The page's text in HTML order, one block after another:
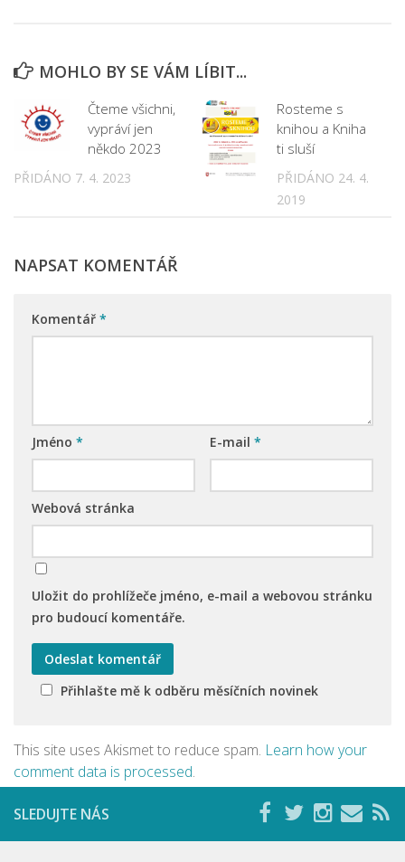
Akce
Online katalog
Vzdělávací centrum
Informační centrum pro mládež
MOHLO BY SE VÁM LÍBIT...
Čteme všichni,
vypráví jen
někdo 2023
PŘIDÁNO 7. 4. 2023
Rosteme s
knihou a Kniha
ti sluší
PŘIDÁNO 24. 4.
2019
NAPSAT KOMENTÁŘ
Komentář *
Jméno * E-mail *
Webová stránka
Uložit do prohlížeče jméno, e-mail a webovou stránku
pro budoucí komentáře.
Přihlašte mě k odběru měsíčních novinek
This site uses Akismet to reduce spam. Learn how your
comment data is processed.
SLEDUJTE NÁS